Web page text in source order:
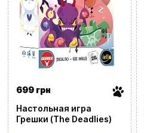
699 грн
Настольная игра
Грешки (The Deadlies)